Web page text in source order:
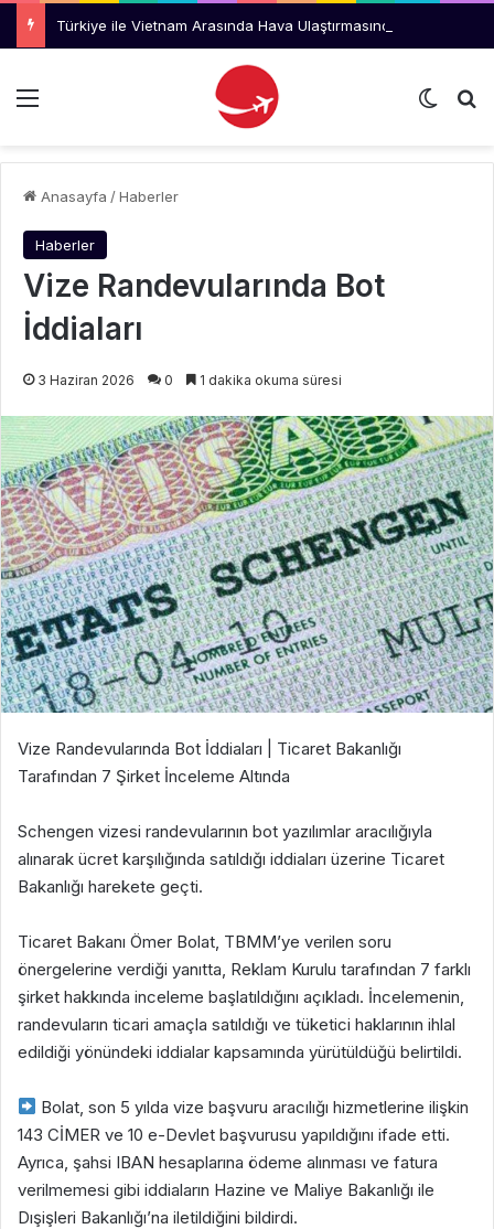
Menü Dış
Anasayfa /Haberler
Haberler
Vize Randevularında Bot
İddiaları
3 Haziran 2026 0 1 dakika okuma süresi
Vize Randevularında Bot İddiaları | Ticaret Bakanlığı
Tarafından 7 Şirket İnceleme Altında
Schengen vizesi randevularının bot yazılımlar aracılığıyla
alınarak ücret karşılığında satıldığı iddiaları üzerine Ticaret
Bakanlığı harekete geçti.
Ticaret Bakanı Ömer Bolat, TBMM’ye verilen soru
önergelerine verdiği yanıtta, Reklam Kurulu tarafından 7 farklı
şirket hakkında inceleme başlatıldığını açıkladı. İncelemenin,
randevuların ticari amaçla satıldığı ve tüketici haklarının ihlal
edildiği yönündeki iddialar kapsamında yürütüldüğü belirtildi.
Bolat, son 5 yılda vize başvuru aracılığı hizmetlerine ilişkin
143 CİMER ve 10 e-Devlet başvurusu yapıldığını ifade etti.
Ayrıca, şahsi IBAN hesaplarına ödeme alınması ve fatura
verilmemesi gibi iddiaların Hazine ve Maliye Bakanlığı ile
Dışişleri Bakanlığı’na iletildiğini bildirdi.